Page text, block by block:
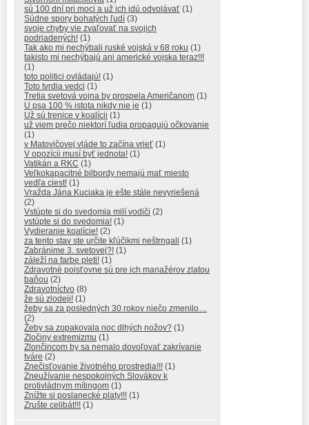
sú 100 dní pri moci a už ich idú odvolávať (1)
Súdne spory bohatých ľudí (3)
svoje chyby vie zvaľovať na svojich
podriadených! (1)
Tak ako mi nechýbali ruské vojská v 68 roku (1)
takisto mi nechýbajú ani americké vojska teraz!!!
(1)
toto politici ovládajú! (1)
Toto tvrdia vedci (1)
Tretia svetová vojna by prospela Američanom (1)
U psa 100 % istota nikdy nie je (1)
Už sú trenice v koalícii (1)
už viem prečo niektorí ľudia propagujú očkovanie
(1)
v Matovičovej vláde to začína vrieť (1)
V opozícii musí byť jednota! (1)
Vatikán a RKC (1)
Veľkokapacitné bilbordy nemajú mať miesto
vedľa ciest! (1)
Vražda Jána Kuciaka je ešte stále nevyriešená
(2)
Vstúpte si do svedomia milí vodiči (2)
vstúpte si do svedomia! (1)
Vydieranie koalície! (2)
za tento stav ste určite kľúčikmi neštrngali (1)
Zabránime 3. svetovej?! (1)
záleží na farbe pleti! (1)
Zdravotné poisťovne sú pre ich manažérov zlatou
baňou (2)
Zdravotníctvo (8)
že sú zlodeji! (1)
žeby sa za posledných 30 rokov niečo zmenilo…
(2)
Žeby sa zopakovala noc dlhých nožov? (1)
Zločiny extremizmu (1)
Zlončincom by sa nemalo dovoľovať zakrívanie
tváre (2)
Znečisťovanie životného prostredia!!! (1)
Zneužívanie nespokojných Slovákov k
protivládnym mítingom (1)
Znížte si poslanecké platy!!! (1)
Zrušte celibát!!! (1)